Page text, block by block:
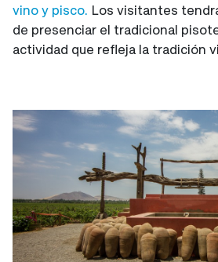
vino y pisco. Los visitantes
de presenciar el tradicional
actividad que refleja la tradición